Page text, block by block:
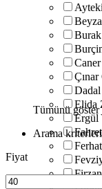
Elida
Ergül
Tümünü göster
Arama
Fiyat